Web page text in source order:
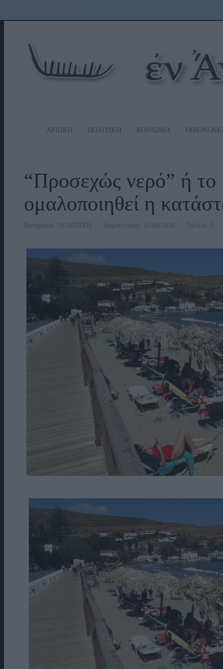
ΑΡΧΙΚΗ ΠΟΛΙΤΙΚΗ ΚΟΙΝΩΝΙΑ
“Προσεχώς νερό” ή το
ομαλοποιηθεί η
Κατηγορία: ΠΟΛΙΤΙΚΗ Δημοσίευση: 16/08/2018 Σχόλια: 0